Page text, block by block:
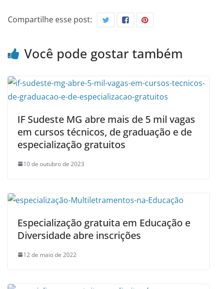
Compartilhe esse post:
Você pode gostar também
IF Sudeste MG abre mais de 5 mil vagas
em cursos técnicos, de graduação e de
especialização gratuitos
10 de outubro de 2023
Especialização gratuita em Educação e
Diversidade abre inscrições
12 de maio de 2022